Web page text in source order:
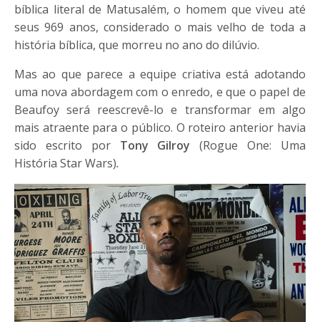
bíblica literal de Matusalém, o homem que viveu até
seus 969 anos, considerado o mais velho de toda a
história bíblica, que morreu no ano do dilúvio.
Mas ao que parece a equipe criativa está adotando
uma nova abordagem com o enredo, e que o papel de
Beaufoy será reescrevê-lo e transformar em algo
mais atraente para o público. O roteiro anterior havia
sido escrito por Tony Gilroy (Rogue One: Uma
História Star Wars).